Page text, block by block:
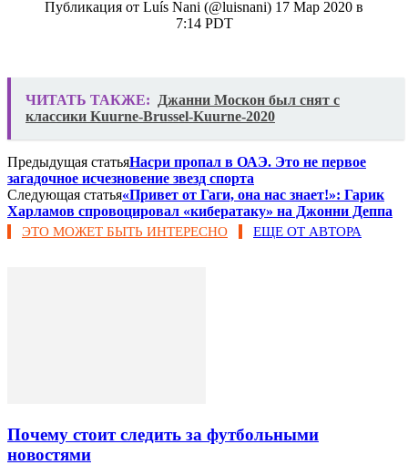
Публикация от Luís Nani (@luisnani) 17 Мар 2020 в
7:14 PDT
ЧИТАТЬ ТАКЖЕ:
Джанни Москон был снят с
классики Kuurne-Brussel-Kuurne-2020
Предыдущая статьяНасри пропал в ОАЭ. Это не первое
загадочное исчезновение звезд спорта
Следующая статья«Привет от Гаги, она нас знает!»: Гарик
Харламов спровоцировал «кибератаку» на Джонни Деппа
ЭТО МОЖЕТ БЫТЬ ИНТЕРЕСНО ЕЩЕ ОТ АВТОРА
Почему стоит следить за футбольными
новостями